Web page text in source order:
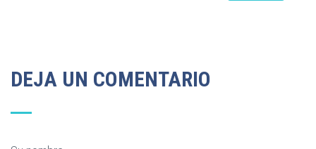
DEJA UN COMENTARIO